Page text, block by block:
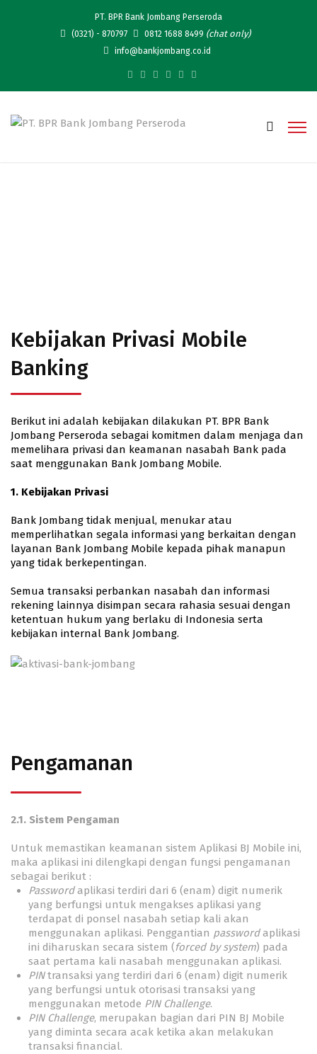
PT. BPR Bank Jombang Perseroda
(0321) - 870797
0812 1688 8499 (chat only)
info@bankjombang.co.id
Kebijakan Privasi Mobile
Banking
Berikut ini adalah kebijakan dilakukan PT. BPR Bank
Jombang Perseroda sebagai komitmen dalam menjaga dan
memelihara privasi dan keamanan nasabah Bank pada
saat menggunakan Bank Jombang Mobile.
1. Kebijakan Privasi
Bank Jombang tidak menjual, menukar atau
memperlihatkan segala informasi yang berkaitan dengan
layanan Bank Jombang Mobile kepada pihak manapun
yang tidak berkepentingan.
Semua transaksi perbankan nasabah dan informasi
rekening lainnya disimpan secara rahasia sesuai dengan
ketentuan hukum yang berlaku di Indonesia serta
kebijakan internal Bank Jombang.
Pengamanan
2.1. Sistem Pengaman
Untuk memastikan keamanan sistem Aplikasi BJ Mobile ini,
maka aplikasi ini dilengkapi dengan fungsi pengamanan
sebagai berikut :
Passwordaplikasi terdiri dari 6 (enam) digit numerik
yang berfungsi untuk mengakses aplikasi yang
terdapat di ponsel nasabah setiap kali akan
menggunakan aplikasi. Penggantian passwordaplikasi
ini diharuskan secara sistem (forced by system) pada
saat pertama kali nasabah menggunakan aplikasi.
PINtransaksi yang terdiri dari 6 (enam) digit numerik
yang berfungsi untuk otorisasi transaksi yang
menggunakan metode PIN Challenge.
PIN Challenge, merupakan bagian dari PIN BJ Mobile
yang diminta secara acak ketika akan melakukan
transaksi financial.